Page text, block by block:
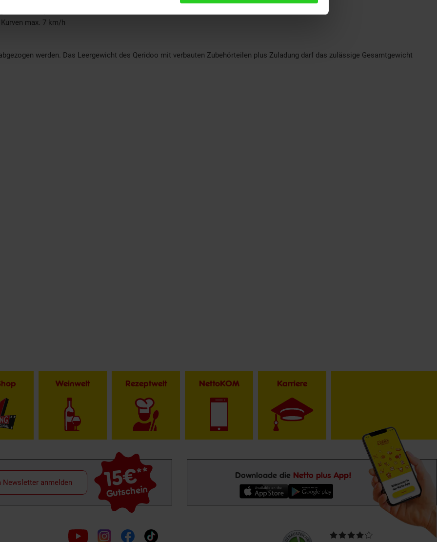
bis 25 km/h)
max. 7 km/h
werden. Das Leergewicht des Qeridoo mit verbauten Zubehörteilen plus Zuladung darf das zulässige Gesamtgewicht
Weinwelt Rezeptwelt NettoKOM Karriere
15€**
Gutschein
Newsletter anmelden
Downloade die Netto plus App!
Folge
Unsere
Durchschnittliche